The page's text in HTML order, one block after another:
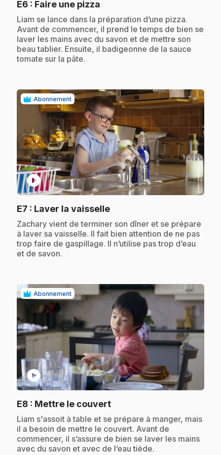
E6 : Faire une pizza
.Liam se lance dans la préparation d’une pizza.
Avant de commencer, il prend le temps de bien se
laver les mains avec du savon et de mettre son
beau tablier. Ensuite, il badigeonne de la sauce
tomate sur la pâte.
Abonnement
play_circle
E7 : Laver la vaisselle.
.Zachary vient de terminer son dîner et se prépare
à laver sa vaisselle. Il fait bien attention de ne pas
trop faire de gaspillage. Il n’utilise pas trop d’eau
et de savon.
Abonnement
play_circle
E8 : Mettre le couvert.
.Liam s'assoit à table et se prépare à manger, mais
il a besoin de mettre le couvert. Avant de
commencer, il s’assure de bien se laver les mains
avec du savon et avec de l’eau tiède.